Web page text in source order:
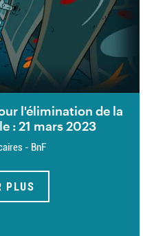
l'élimination de la
: 21 mars 2023
- BnF
PLUS